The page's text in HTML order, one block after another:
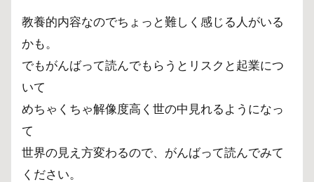
教養的内容なのでちょっと難しく感じる人がいる
かも。
でもがんばって読んでもらうとリスクと起業につ
いて
めちゃくちゃ解像度高く世の中見れるようになっ
て
世界の見え方変わるので、がんばって読んでみて
ください。